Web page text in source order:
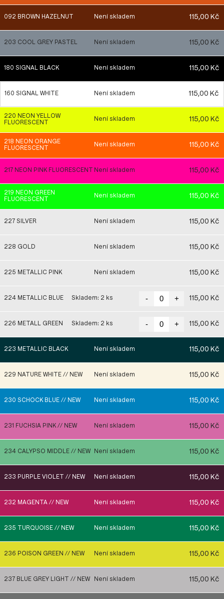
092 BROWN HAZELNUT Není skladem 115,00 Kč
203 COOL GREY PASTEL Není skladem 115,00 Kč
180 SIGNAL BLACK Není skladem 115,00 Kč
160 SIGNAL WHITE Není skladem 115,00 Kč
220 NEON YELLOW
FLUORESCENT
Není skladem 115,00 Kč
218 NEON ORANGE
FLUORESCENT
Není skladem 115,00 Kč
217 NEON PINK FLUORESCENT Není skladem 115,00 Kč
219 NEON GREEN
FLUORESCENT
Není skladem 115,00 Kč
227 SILVER Není skladem 115,00 Kč
228 GOLD Není skladem 115,00 Kč
225 METALLIC PINK Není skladem 115,00 Kč
224 METALLIC BLUE Skladem: 2 ks - + 115,00 Kč
226 METALL GREEN Skladem: 2 ks - + 115,00 Kč
223 METALLIC BLACK Není skladem 115,00 Kč
229 NATURE WHITE // NEW Není skladem 115,00 Kč
230 SCHOCK BLUE // NEW Není skladem 115,00 Kč
231 FUCHSIA PINK // NEW Není skladem 115,00 Kč
234 CALYPSO MIDDLE // NEW Není skladem 115,00 Kč
233 PURPLE VIOLET // NEW Není skladem 115,00 Kč
232 MAGENTA // NEW Není skladem 115,00 Kč
235 TURQUOISE // NEW Není skladem 115,00 Kč
236 POISON GREEN // NEW Není skladem 115,00 Kč
237 BLUE GREY LIGHT // NEW Není skladem 115,00 Kč